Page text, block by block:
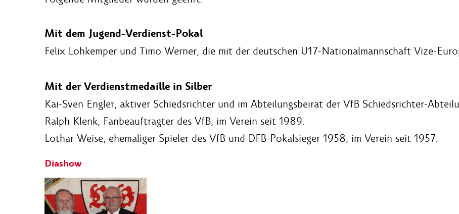
Mit dem Jugend-Verdienst-Pokal
Felix Lohkemper und Timo Werner, die mit der deutschen U17-Nationalmannschaft Vize-
Mit der Verdienstmedaille in Silber
Kai-Sven Engler, aktiver Schiedsrichter und im Abteilungsbeirat der VfB Schiedsrichter-
Ralph Klenk, Fanbeauftragter des VfB, im Verein seit 1989.
Lothar Weise, ehemaliger Spieler des VfB und DFB-Pokalsieger 1958, im Verein seit 1957.
Diashow